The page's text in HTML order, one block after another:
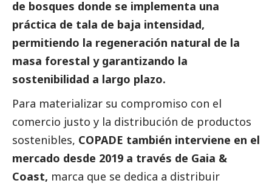
de bosques donde se implementa una
práctica de tala de baja intensidad,
permitiendo la regeneración natural de la
masa forestal y garantizando la
sostenibilidad a largo plazo.
Para materializar su compromiso con el
comercio justo y la distribución de productos
sostenibles, COPADE también interviene en el
mercado desde 2019 a través de Gaia &
Coast, marca que se dedica a distribuir